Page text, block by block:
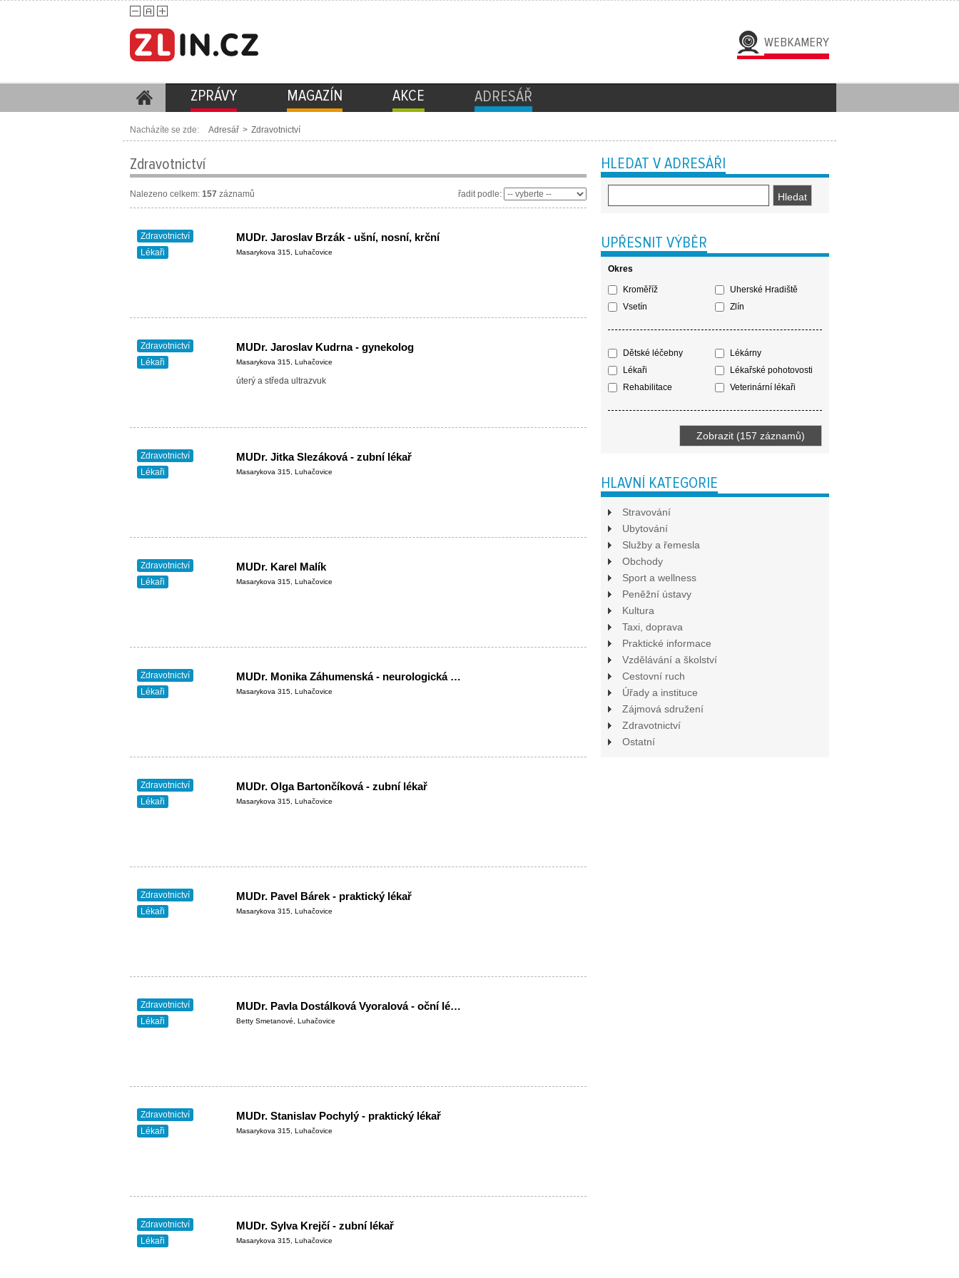
WEBKAMERY
ZPRÁVY MAGAZÍN AKCE ADRESÁŘ
Nacházíte se zde: Adresář > Zdravotnictví
Zdravotnictví
Nalezeno celkem: 157 záznamů řadit podle:
Zdravotnictví
Lékaři
MUDr. Jaroslav Brzák - ušní, nosní, krční
Masarykova 315, Luhačovice
Zdravotnictví
Lékaři
MUDr. Jaroslav Kudrna - gynekolog
Masarykova 315, Luhačovice
úterý a středa ultrazvuk
Zdravotnictví
Lékaři
MUDr. Jitka Slezáková - zubní lékař
Masarykova 315, Luhačovice
Zdravotnictví
Lékaři
MUDr. Karel Malík
Masarykova 315, Luhačovice
Zdravotnictví
Lékaři
MUDr. Monika Záhumenská - neurologická ambulance
Masarykova 315, Luhačovice
Zdravotnictví
Lékaři
MUDr. Olga Bartončíková - zubní lékař
Masarykova 315, Luhačovice
Zdravotnictví
Lékaři
MUDr. Pavel Bárek - praktický lékař
Masarykova 315, Luhačovice
Zdravotnictví
Lékaři
MUDr. Pavla Dostálková Vyoralová - oční lékař
Betty Smetanové, Luhačovice
Zdravotnictví
Lékaři
MUDr. Stanislav Pochylý - praktický lékař
Masarykova 315, Luhačovice
Zdravotnictví
Lékaři
MUDr. Sylva Krejčí - zubní lékař
Masarykova 315, Luhačovice
HLEDAT V ADRESÁŘI
UPŘESNIT VÝBĚR
Okres
Kroměříž
Uherské Hradiště
Vsetín
Zlín
Dětské léčebny
Lékárny
Lékaři
Lékařské pohotovosti
Rehabilitace
Veterinární lékaři
HLAVNÍ KATEGORIE
Stravování
Ubytování
Služby a řemesla
Obchody
Sport a wellness
Peněžní ústavy
Kultura
Taxi, doprava
Praktické informace
Vzdělávání a školství
Cestovní ruch
Úřady a instituce
Zájmová sdružení
Zdravotnictví
Ostatní